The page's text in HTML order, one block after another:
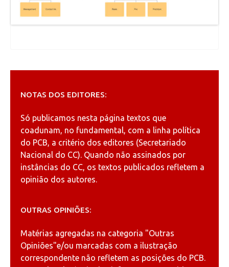
NOTAS DOS EDITORES:
Só publicamos nesta página textos que
coadunam, no fundamental, com a linha política
do PCB, a critério dos editores (Secretariado
Nacional do CC). Quando não assinados por
instâncias do CC, os textos publicados refletem a
opinião dos autores.
OUTRAS OPINIÕES:
Matérias agregadas na categoria "Outras
Opiniões"e/ou marcadas com a ilustração
correspondente não refletem as posições do PCB.